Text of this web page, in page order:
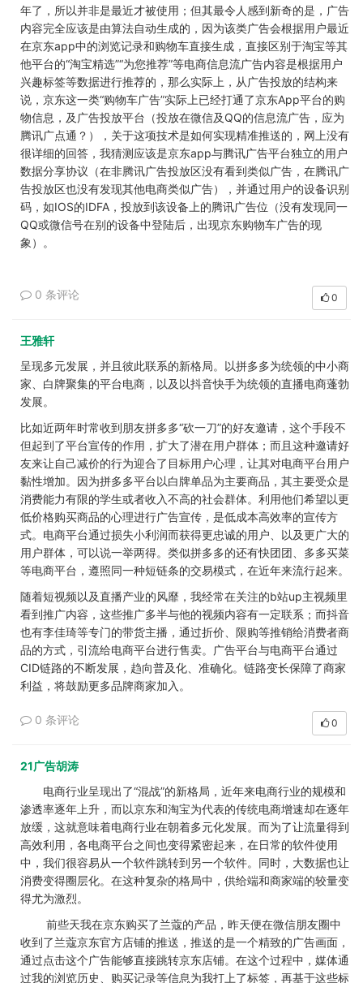
年了，所以并非是最近才被使用；但其最令人感到新奇的是，广告
内容完全应该是由算法自动生成的，因为该类广告会根据用户最近
在京东app中的浏览记录和购物车直接生成，直接区别于淘宝等其
他平台的“淘宝精选”“为您推荐”等电商信息流广告内容是根据用户
兴趣标签等数据进行推荐的，那么实际上，从广告投放的结构来
说，京东这一类“购物车广告”实际上已经打通了京东App平台的购
物信息，及广告投放平台（投放在微信及QQ的信息流广告，应为
腾讯广点通？），关于这项技术是如何实现精准推送的，网上没有
很详细的回答，我猜测应该是京东app与腾讯广告平台独立的用户
数据分享协议（在非腾讯广告投放区没有看到类似广告，在腾讯广
告投放区也没有发现其他电商类似广告），并通过用户的设备识别
码，如IOS的IDFA，投放到该设备上的腾讯广告位（没有发现同一
QQ或微信号在别的设备中登陆后，出现京东购物车广告的现
象）。
0 条评论 0
王雅轩
呈现多元发展，并且彼此联系的新格局。以拼多多为统领的中小商
家、白牌聚集的平台电商，以及以抖音快手为统领的直播电商蓬勃
发展。
比如近两年时常收到朋友拼多多“砍一刀”的好友邀请，这个手段不
但起到了平台宣传的作用，扩大了潜在用户群体；而且这种邀请好
友来让自己减价的行为迎合了目标用户心理，让其对电商平台用户
黏性增加。因为拼多多平台以白牌单品为主要商品，其主要受众是
消费能力有限的学生或者收入不高的社会群体。利用他们希望以更
低价格购买商品的心理进行广告宣传，是低成本高效率的宣传方
式。电商平台通过损失小利润而获得更忠诚的用户、以及更广大的
用户群体，可以说一举两得。类似拼多多的还有快团团、多多买菜
等电商平台，遵照同一种短链条的交易模式，在近年来流行起来。
随着短视频以及直播产业的风靡，我经常在关注的b站up主视频里
看到推广内容，这些推广多半与他的视频内容有一定联系；而抖音
也有李佳琦等专门的带货主播，通过折价、限购等推销给消费者商
品的方式，引流给电商平台进行售卖。广告平台与电商平台通过
CID链路的不断发展，趋向普及化、准确化。链路变长保障了商家
利益，将鼓励更多品牌商家加入。
0 条评论 0
21广告胡涛
电商行业呈现出了“混战”的新格局，近年来电商行业的规模和
渗透率逐年上升，而以京东和淘宝为代表的传统电商增速却在逐年
放缓，这就意味着电商行业在朝着多元化发展。而为了让流量得到
高效利用，各电商平台之间也变得紧密起来，在日常的软件使用
中，我们很容易从一个软件跳转到另一个软件。同时，大数据也让
消费变得圈层化。在这种复杂的格局中，供给端和商家端的较量变
得尤为激烈。
前些天我在京东购买了兰蔻的产品，昨天便在微信朋友圈中
收到了兰蔻京东官方店铺的推送，推送的是一个精致的广告画面，
通过点击这个广告能够直接跳转京东店铺。在这个过程中，媒体通
过我的浏览历史、购买记录等信息为我打上了标签，再基于这些标